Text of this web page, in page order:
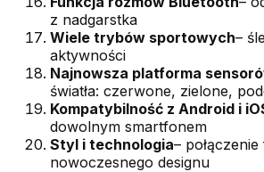
z nadgarstka
Wiele trybów sportowych–
aktywności
Najnowsza platforma
światła: czerwone, zielone,
Kompatybilność z Android i
dowolnym smartfonem
Styl i technologia–
nowoczesnego designu